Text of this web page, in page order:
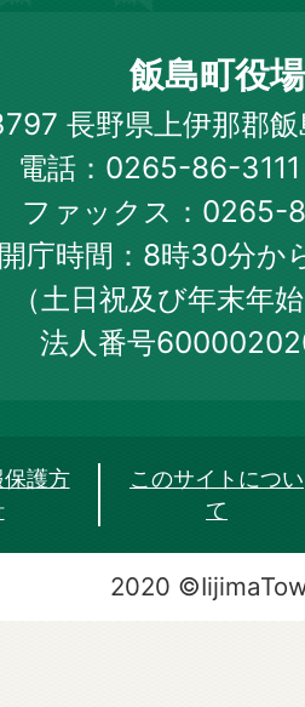
飯島町役場
長野県上伊那郡
電話：0265-86-
ファックス：0265-
開庁時間：8時30分か
（土日祝及び年末年
法人番号
護方
このサイトについ
て
2020